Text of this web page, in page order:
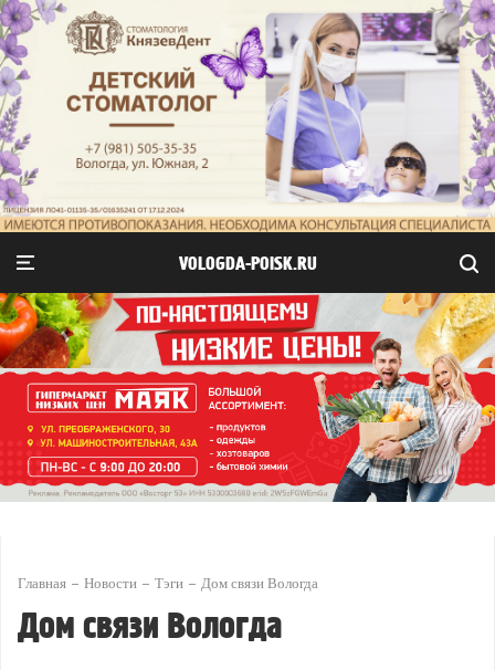
VOLOGDA-POISK.RU
Главная Новости Тэги Дом связи Вологда
Дом связи Вологда